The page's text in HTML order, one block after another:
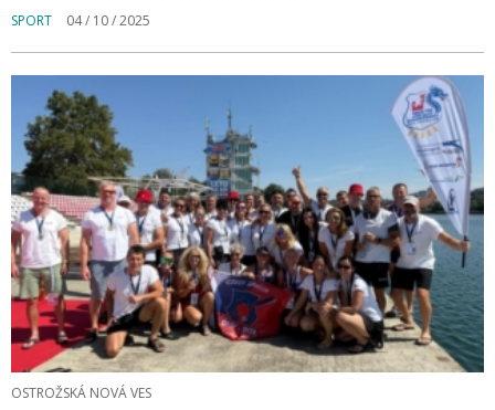
SPORT 04 / 10 / 2025
OSTROŽSKÁ NOVÁ VES